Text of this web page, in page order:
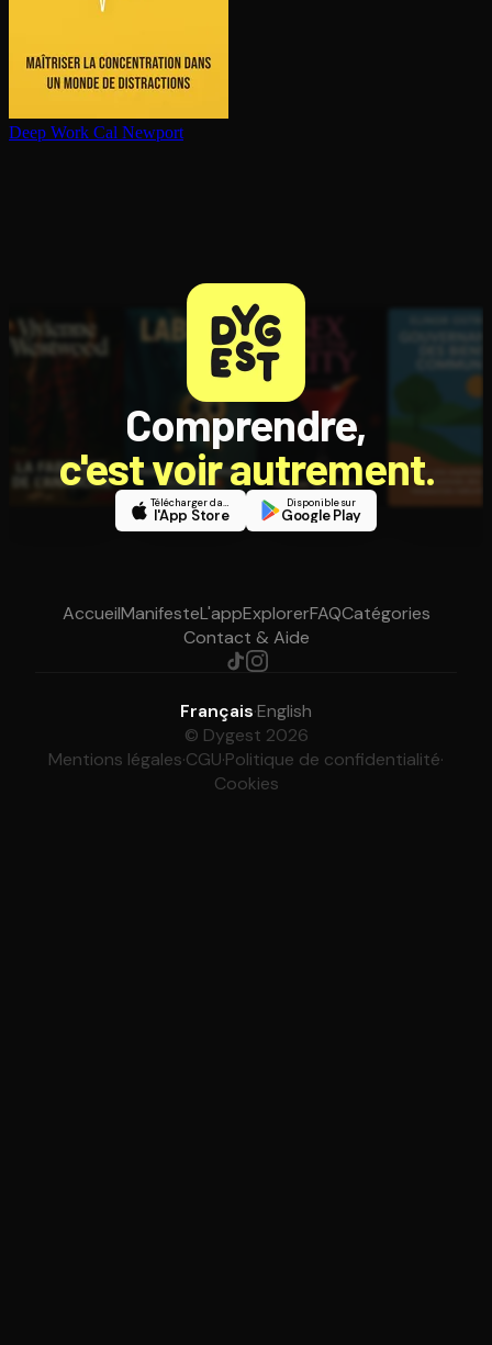
Deep Work Cal Newport
Comprendre,
c'est voir autrement.
Télécharger dans
l'App Store
Disponible sur
Google Play
AccueilManifesteL'appExplorerFAQCatégories
Contact & Aide
Français·English
© Dygest 2026
Mentions légales·CGU·Politique de confidentialité·
Cookies